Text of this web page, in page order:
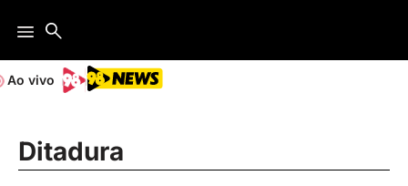
Ao vivo
Ditadura